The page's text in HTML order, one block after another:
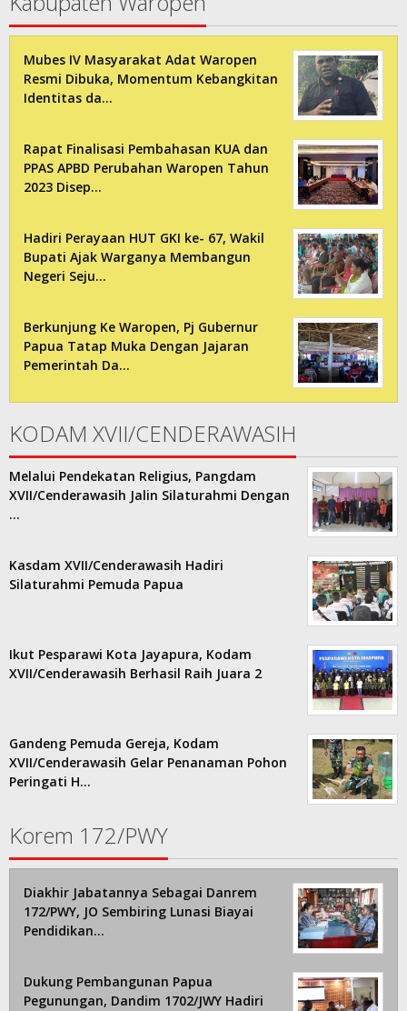
Mubes IV Masyarakat Adat Waropen
Resmi Dibuka, Momentum Kebangkitan
Identitas da…
Rapat Finalisasi Pembahasan KUA dan
PPAS APBD Perubahan Waropen Tahun
2023 Disep…
Hadiri Perayaan HUT GKI ke- 67, Wakil
Bupati Ajak Warganya Membangun
Negeri Seju…
Berkunjung Ke Waropen, Pj Gubernur
Papua Tatap Muka Dengan Jajaran
Pemerintah Da…
KODAM XVII/CENDERAWASIH
Melalui Pendekatan Religius, Pangdam
XVII/Cenderawasih Jalin Silaturahmi Dengan
…
Kasdam XVII/Cenderawasih Hadiri
Silaturahmi Pemuda Papua
Ikut Pesparawi Kota Jayapura, Kodam
XVII/Cenderawasih Berhasil Raih Juara 2
Gandeng Pemuda Gereja, Kodam
XVII/Cenderawasih Gelar Penanaman Pohon
Peringati H…
Korem 172/PWY
Diakhir Jabatannya Sebagai Danrem
172/PWY, JO Sembiring Lunasi Biayai
Pendidikan…
Dukung Pembangunan Papua
Pegunungan, Dandim 1702/JWY Hadiri